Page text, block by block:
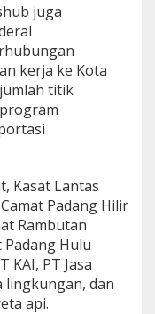
juga
kerja ke Kota
titik
Kasat Lantas
Padang Hilir
Rambutan
Padang Hulu
KAI, PT Jasa
lingkungan, dan
api.